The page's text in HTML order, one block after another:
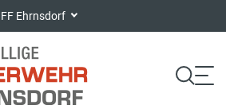
FF Ehrnsdorf